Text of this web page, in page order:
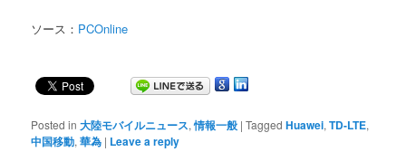
ソース： PCOnline
Posted in 大陸モバイルニュース,情報一般 |Tagged Huawei,TD-LTE,
中国移動,華為 | Leave a reply